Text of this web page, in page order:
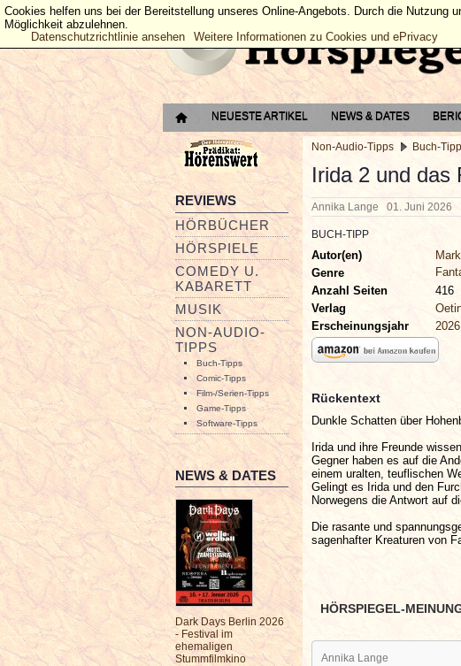
NEUESTE ARTIKEL NEWS & DATES
REVIEWS
HÖRBÜCHER
HÖRSPIELE
COMEDY U.
KABARETT
MUSIK
NON-AUDIO-
TIPPS
Buch-Tipps
Comic-Tipps
Film-/Serien-Tipps
Game-Tipps
Software-Tipps
NEWS & DATES
Dark Days Berlin 2026
- Festival im
ehemaligen
Stummfilmkino
Non-Audio-Tipps Buch-
Irida 2 und das
Annika Lange 01. Juni 2026
BUCH-TIPP
Autor(en)
Genre
Anzahl Seiten
416
Verlag
Erscheinungsjahr
2026
Rückentext
Dunkle Schatten über
Irida und ihre Freunde
Gegner haben es auf die
einem uralten, teuflischen
Gelingt es Irida und den
Norwegens die Antwort auf
Die rasante und
sagenhafter Kreaturen von
HÖRSPIEGEL-
Annika Lange
Cookies helfen uns bei der Bereitstellung unseres Online-Angebots. Durch die
Möglichkeit abzulehnen.
Datenschutzrichtlinie ansehen
Weitere Informationen zu Cookies und ePrivacy